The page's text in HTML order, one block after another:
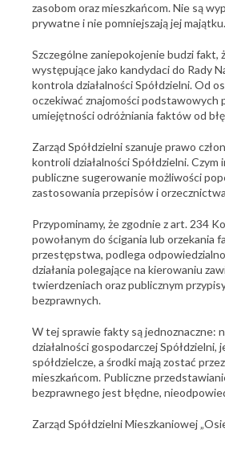
zasobom oraz mieszkańcom. Nie są
prywatne i nie pomniejszają jej majątku.
Szczególne zaniepokojenie budzi fakt,
występujące jako kandydaci do Rady
kontrola działalności Spółdzielni. Od
oczekiwać znajomości podstawowych
umiejętności odróżniania faktów od
Zarząd Spółdzielni szanuje prawo
kontroli działalności Spółdzielni.
publiczne sugerowanie możliwości
zastosowania przepisów i
Przypominamy, że zgodnie z art. 234
powołanym do ścigania lub orzekania
przestępstwa, podlega
działania polegające na kierowaniu
twierdzeniach oraz publicznym
bezprawnych.
W tej sprawie fakty są jednoznaczne:
działalności gospodarczej
spółdzielcze, a środki mają zostać
mieszkańcom. Publiczne
bezprawnego jest błędne,
Zarząd Spółdzielni Mieszkaniowej